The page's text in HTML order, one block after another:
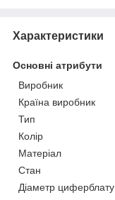
Характеристики
Основні атрибути
Виробник
Країна виробник
Тип
Колір
Матеріал
Стан
Діаметр циферблату